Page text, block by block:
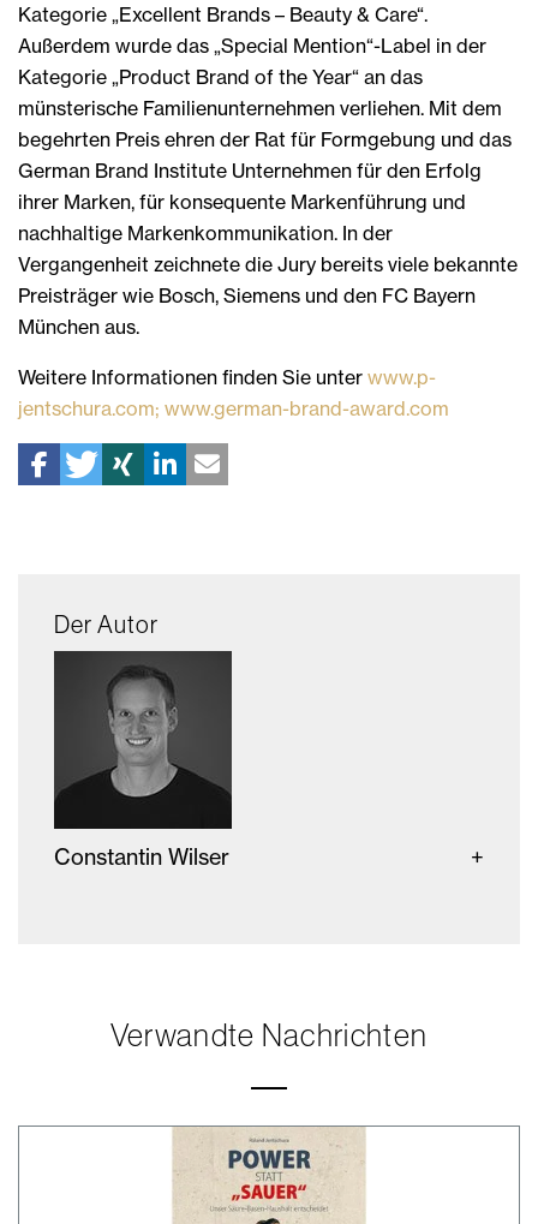
Kategorie „Excellent Brands – Beauty & Care“.
Außerdem wurde das „Special Mention“-Label in der
Kategorie „Product Brand of the Year“ an das
münsterische Familienunternehmen verliehen. Mit dem
begehrten Preis ehren der Rat für Formgebung und das
German Brand Institute Unternehmen für den Erfolg
ihrer Marken, für konsequente Markenführung und
nachhaltige Markenkommunikation. In der
Vergangenheit zeichnete die Jury bereits viele bekannte
Preisträger wie Bosch, Siemens und den FC Bayern
München aus.
Weitere Informationen finden Sie unter www.p-
jentschura.com; www.german-brand-award.com
Der Autor
Constantin Wilser
Verwandte Nachrichten